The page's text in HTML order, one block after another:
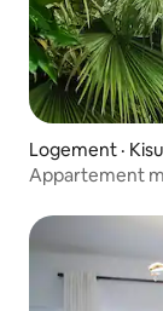
Logement ·
Appartement